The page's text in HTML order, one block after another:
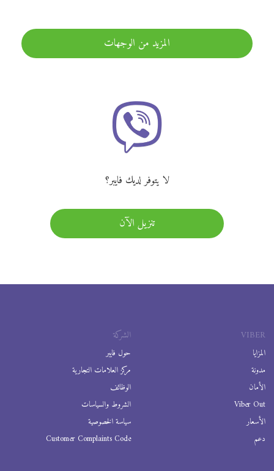
المزيد من الوجهات
لا يتوفر لديك فايبر؟
تنزيل الآن
VIBER
المزايا
مدونة
الأمان
Viber Out
الأسعار
دعم
الشركة
حول فايبر
مركز العلامات التجارية
الوظائف
الشروط والسياسات
سياسة الخصوصية
Customer Complaints Code